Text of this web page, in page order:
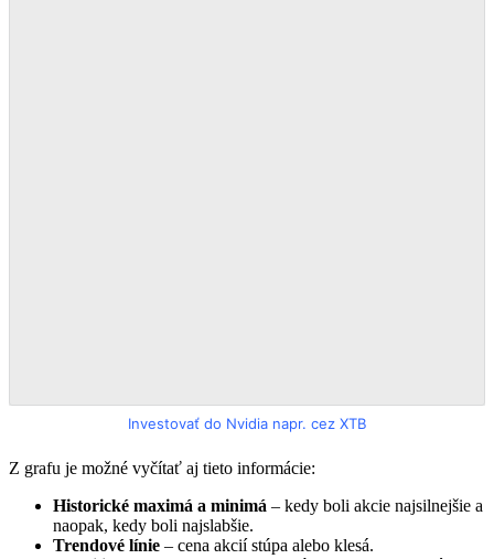
Investovať do Nvidia napr. cez XTB
Z grafu je možné vyčítať aj tieto informácie:
Historické maximá a minimá – kedy boli akcie najsilnejšie a
naopak, kedy boli najslabšie.
Trendové línie – cena akcií stúpa alebo klesá.